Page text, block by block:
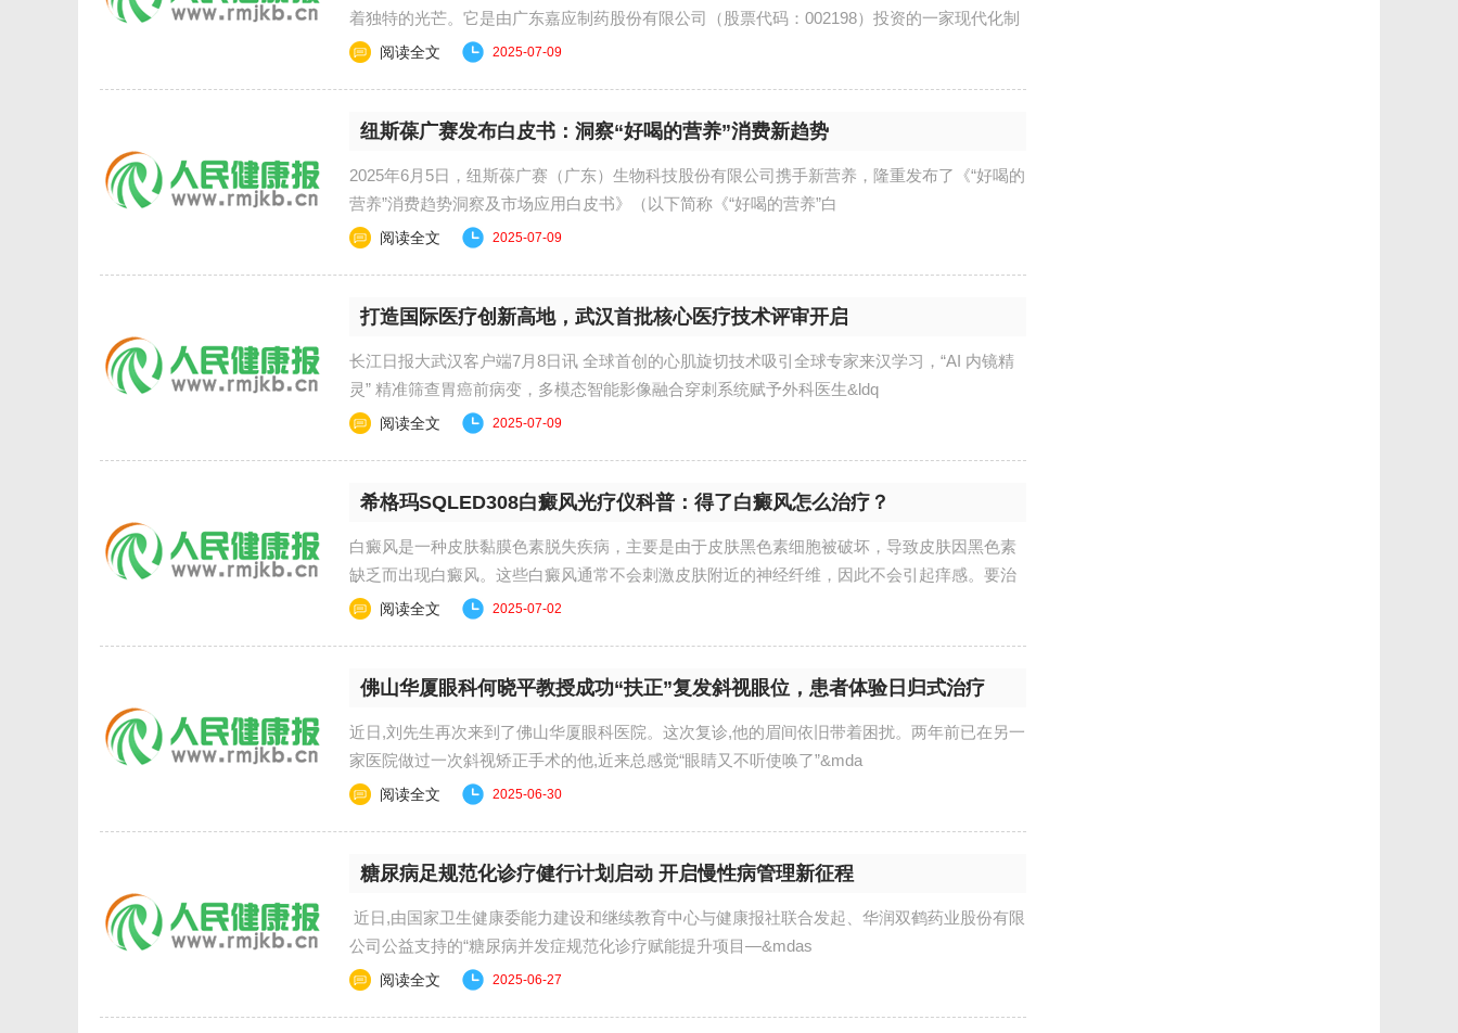
着独特的光芒。它是由广东嘉应制药股份有限公司（股票代码：002198）投资的一家现代化制
药企业，作
阅读全文 2025-07-09
纽斯葆广赛发布白皮书：洞察“好喝的营养”消费新趋势
2025年6月5日，纽斯葆广赛（广东）生物科技股份有限公司携手新营养，隆重发布了《“好喝的
营养”消费趋势洞察及市场应用白皮书》（以下简称《“好喝的营养”白
阅读全文 2025-07-09
打造国际医疗创新高地，武汉首批核心医疗技术评审开启
长江日报大武汉客户端7月8日讯 全球首创的心肌旋切技术吸引全球专家来汉学习，“AI 内镜精
灵” 精准筛查胃癌前病变，多模态智能影像融合穿刺系统赋予外科医生&ldq
阅读全文 2025-07-09
希格玛SQLED308白癜风光疗仪科普：得了白癜风怎么治疗？
白癜风是一种皮肤黏膜色素脱失疾病，主要是由于皮肤黑色素细胞被破坏，导致皮肤因黑色素
缺乏而出现白癜风。这些白癜风通常不会刺激皮肤附近的神经纤维，因此不会引起痒感。要治
阅读全文 2025-07-02
佛山华厦眼科何晓平教授成功“扶正”复发斜视眼位，患者体验日归式治疗
近日,刘先生再次来到了佛山华厦眼科医院。这次复诊,他的眉间依旧带着困扰。两年前已在另一
家医院做过一次斜视矫正手术的他,近来总感觉“眼睛又不听使唤了”&mda
阅读全文 2025-06-30
糖尿病足规范化诊疗健行计划启动 开启慢性病管理新征程
​ 近日,由国家卫生健康委能力建设和继续教育中心与健康报社联合发起、华润双鹤药业股份有限
公司公益支持的“糖尿病并发症规范化诊疗赋能提升项目—&mdas
阅读全文 2025-06-27